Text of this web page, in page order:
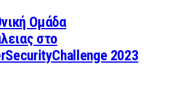
Ομάδα
στο
2023